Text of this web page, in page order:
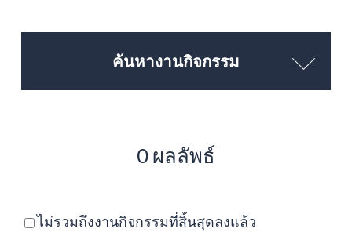
ค้นหางานกิจกรรม
0 ผลลัพธ์
ไม่รวมถึงงานกิจกรรมที่สิ้นสุดลงแล้ว